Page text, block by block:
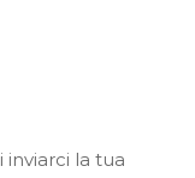
la tua